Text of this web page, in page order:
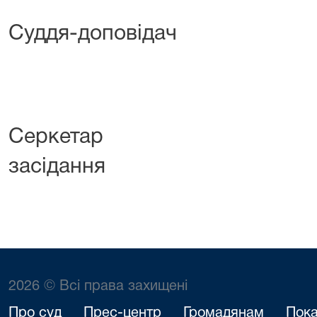
Суддя-доповідач
Серкетар
засідання
2026 © Всі права захищені
Про суд Прес-центр Громадянам